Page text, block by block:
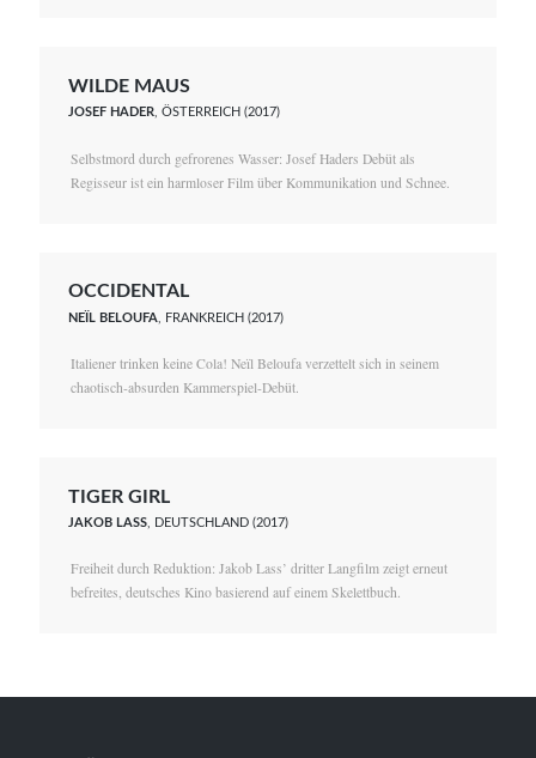
WILDE MAUS
JOSEF HADER , ÖSTERREICH (2017)
Selbstmord durch gefrorenes Wasser: Josef Haders Debüt als
Regisseur ist ein harmloser Film über Kommunikation und Schnee.
OCCIDENTAL
NEÏL BELOUFA , FRANKREICH (2017)
Italiener trinken keine Cola! Neïl Beloufa verzettelt sich in seinem
chaotisch-absurden Kammerspiel-Debüt.
TIGER GIRL
JAKOB LASS , DEUTSCHLAND (2017)
Freiheit durch Reduktion: Jakob Lass’ dritter Langfilm zeigt erneut
befreites, deutsches Kino basierend auf einem Skelettbuch.